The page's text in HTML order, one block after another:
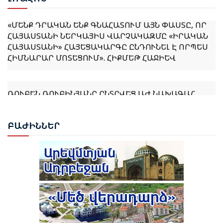
ՀԱՅԱՍՏԱՆԻ ՆԵՐԿԱՅԻՍ ՎԱՐՉԱԿԱԶՄԸ «ԻՐԱԿԱՆ
ՀԱՅԱՍՏԱՆԻ» ՀԱՅԵՑԱԿԱՐԳԸ ԸՆԴՈՒՆԵԼ Է ՈՐՊԵՍ
ՀԻՄՆԱՐԱՐ ՄՈՏԵՑՈՒՄ». ՀԻՔՄԵԹ ՀԱՋԻԵՎ
ՆԱԽԱԳԱՀ ՎԱՀԱԳՆ ԽԱՉԱՏՈՒՐՅԱՆԸ ՍՏՈՐԱԳՐԵՑ
ՆԻԿՈԼ ՓԱՇԻՆՅԱՆԻՆ ՎԱՐՉԱՊԵՏ ՆՇԱՆԱԿԵԼՈՒ
ՄԱՍԻՆ ՀՐԱՄԱՆԱԳԻՐԸ
ԻԼՀԱՄ ԱԼԻԵՎ. ԿԵՆՏՐՈՆԱԿԱՆ ԱՍԻԱՅԻ ԵՐԿՐՆԵՐԻ
ՀԵՏ ՀԱՐԱԲԵՐՈՒԹՅՈՒՆՆԵՐԸ ԱԴՐԲԵՋԱՆԻ
ԱՐՏԱՔԻՆ ՔԱՂԱՔԱԿԱՆՈՒԹՅԱՆ ՀԻՄՆԱԿԱՆ
ԱՌԱՋՆԱՀԵՐԹՈՒԹՅՈՒՆՆԵՐԻՑ ՄԵԿՆ ԵՆ
ԲԱԺԻՆՆԵՐ